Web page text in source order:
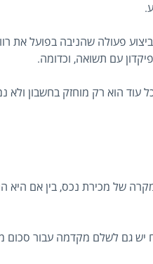
פעולה שהניבה בפועל את
עם תשואה, וכדומה.
עוד הוא רק מוחזק בחשבון
של מכירת נכס, בין אם היא
יש גם לשלם מקדמה עבור סכום